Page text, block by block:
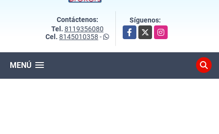
Contáctenos:
Tel. 8119356080
Cel. 8145010358 -
Síguenos:
Facebook
X Instagram
MENÚ